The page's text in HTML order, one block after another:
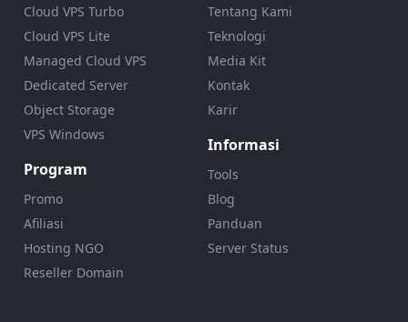
Cloud VPS Turbo
Cloud VPS Lite
Managed Cloud VPS
Dedicated Server
Object Storage
VPS Windows
Program
Promo
Afiliasi
Hosting NGO
Reseller Domain
Tentang Kami
Teknologi
Media Kit
Kontak
Karir
Informasi
Tools
Blog
Panduan
Server Status